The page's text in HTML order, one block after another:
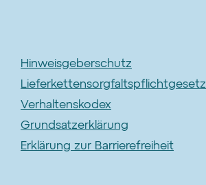
Hinweisgeberschutz
Lieferkettensorgfaltspflichtgesetz
Verhaltenskodex
Grundsatzerklärung
Erklärung zur Barrierefreiheit